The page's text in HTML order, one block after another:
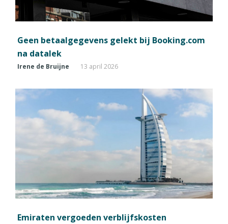
Geen betaalgegevens gelekt bij Booking.com
na datalek
Irene de Bruijne 13 april 2026
Emiraten vergoeden verblijfskosten